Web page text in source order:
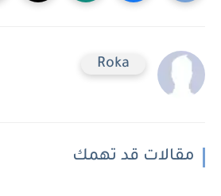
Roka
مقالات قد تهمك